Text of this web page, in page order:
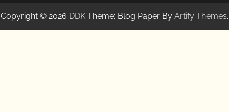
Copyright © 2026 DDK Theme: Blog Paper By Artify Themes.